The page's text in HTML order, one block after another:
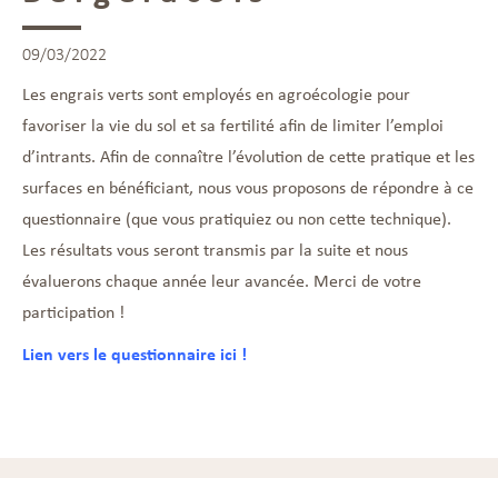
09/03/2022
Les engrais verts sont employés en agroécologie pour
favoriser la vie du sol et sa fertilité afin de limiter l’emploi
d’intrants. Afin de connaître l’évolution de cette pratique et les
surfaces en bénéficiant, nous vous proposons de répondre à ce
questionnaire (que vous pratiquiez ou non cette technique).
Les résultats vous seront transmis par la suite et nous
évaluerons chaque année leur avancée. Merci de votre
participation !
Lien vers le questionnaire ici !